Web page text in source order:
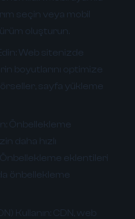
seçin veya mobil
oluşturun.
Web sitenizde
boyutlarını optimize
sayfa yükleme
Önbellekleme
daha hızlı
eklentileri
önbellekleme
Kullanın: CDN, web